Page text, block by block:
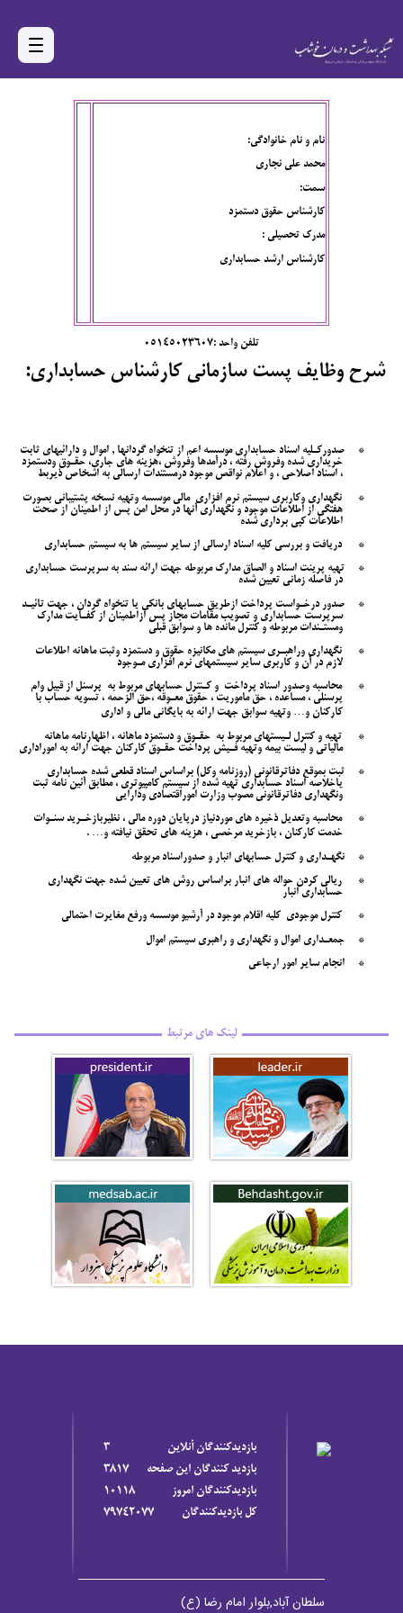
نام و نام خانوادگی:
محمد علی نجاری
سمت:
کارشناس حقوق دستمزد
مدرک تحصیلی :
کارشناس ارشد حسابداری
تلفن واحد :05145023607
شرح وظایف پست سازمانی کارشناس حسابداری:
* صدوركـليه اسناد حسابداري موسسه اعم از تنخواه گردانها , اموال و دارائيهاي ثابت
خريداري شده وفروش رفته ، درآمدها وفروش ،هزینه های جاری، حقـوق ودستمزد
، اسناد اصلاحي ، و اعلام نواقص موجود درمستندات ارسالي به اشخاص ذیربط
* نگهداري وكاربري سيستم نرم افزاري مالي موسسه وتهيه نسخه پشتيباني بصورت
هفتگي از اطلاعات موجود و نگهداري آنها در محل امن پس از اطمينان از صحت
اطلاعات كپي برداري شده
* دريافت و بررسي كليه اسناد ارسالي از ساير سيستم ها به سيستم حسابداري
*
تهيه پرينت اسناد و الصاق مدارك مربوطه جهت ارائه سند به سرپرست حسابداري
در فاصله زماني تعيين شده
*
صدور درخـواست پرداخت ازطريق حسابهاي بانكي يا تنخواه گردان ، جهت تائيـد
سرپرست حسابداري و تصويب مقامات مجاز پس ازاطمينان از كفـايت مدارك
ومستـندات مربوطه و كنترل مانده ها و سوابق قبلي
*
نگهداري وراهبـري سيستم هاي مكانيزه حقوق و دستمزد وثبت ماهانه اطلاعات
لازم در آن و كاربري ساير سيستمهاي نرم افزاري مـوجود
* محاسبه وصدور اسناد پرداخت و كـنترل حسابهاي مربوط به
پرسنل از قبيل وام
پرسنلي ، مساعده ، حق ماموريت ، حقوق معـوقه ،حق الزحمه ، تسويه حساب با
كاركنان و… وتهيه سوابق جهت ارائه به بايگاني مالي و اداري
* تهيه و كنترل لـيستهاي مربوط به حقـوق و دستمزد ماهانه ، اظهارنامه ماهانه
مالياتي و ليست بيمه وتهيه فـيش پرداخت حقـوق كاركنان جهت ارائه به اموراداري
*
ثبت بموقع دفاترقانوني (روزنامه وكل) براساس اسناد قطعي شده حسابداري
ياخلاصه اسناد حسابداري تهيه شده از سيستم كامپيوتري ، مطابق آئين نامه ثبت
ونگهداري دفاترقانوني مصوب وزارت اموراقتصادي ودارايي
*
محاسبه وتعديل ذخيره هاي موردنياز درپايان دوره مالي ، نظيربازخـريد سنـوات
خدمت كاركنان ، بازخريد مرخصي ، هزينه هاي تحقق نيافته و… .
* نگهـداري و كنترل حسابهاي انبار و صدوراسناد مربوطه
*
ريالي كردن حواله هاي انبار براساس روش هاي تعيين شده جهت نگهداري
حسابداري انبار
* كنترل موجودي كليه اقلام موجود در آرشيو موسسه ورفع مغايرت احتمالي
* جمعـداري اموال و نگهداري و راهبري سيستم اموال
* انجام سایر امور ارجاعی
لینک های مرتبط
بازديدکنندگان آنلاين
3
بازديد کنندگان اين صفحه
3817
بازديدکنندگان امروز
10118
کل بازديدکنندگان
79742077
سلطان آباد,بلوار امام رضا (ع)